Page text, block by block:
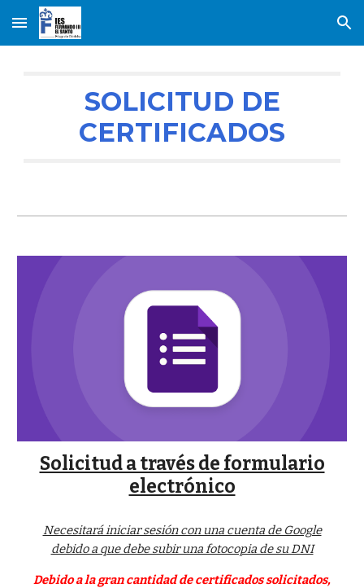
Skip to main content Skip to navigation
SOLICITUD DE
CERTIFICADOS
Solicitud a través de formulario
electrónico
Necesitará iniciar sesión con una cuenta de Google
debido a que debe subir una fotocopia de su DNI
Debido a la gran cantidad de certificados solicitados,